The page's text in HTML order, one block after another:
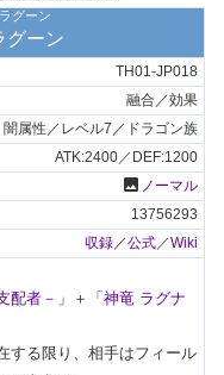
グーン
グーン
TH01-JP018
融合／効果
闇属性／レベル7／ドラゴン族
ATK:2400／DEF:1200
photo ノーマル
13756293
収録／公式／Wiki
配者－ 」＋「 神竜 ラグナ
する限り、相手はフィール